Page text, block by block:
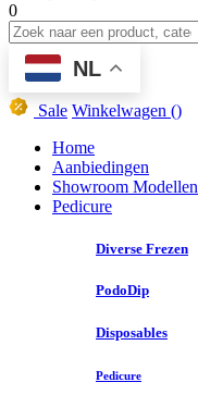
0
NL
Sale Winkelwagen ()
Home
Aanbiedingen
Showroom Modellen
Pedicure
Diverse Frezen
PodoDip
Disposables
Pedicure